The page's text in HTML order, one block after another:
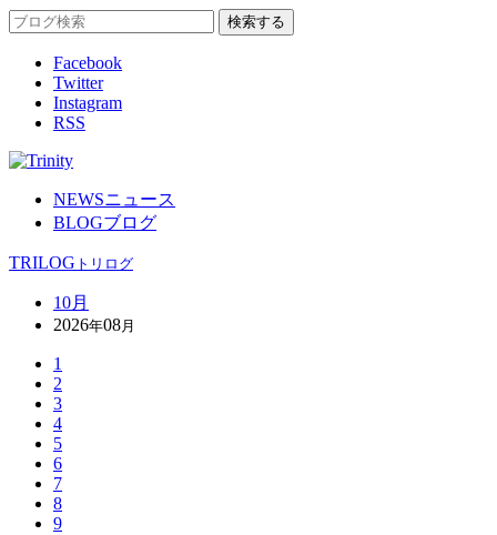
Facebook
Twitter
Instagram
RSS
NEWSニュース
BLOGブログ
TRILOG トリログ
10月
2026年08月
1
2
3
4
5
6
7
8
9